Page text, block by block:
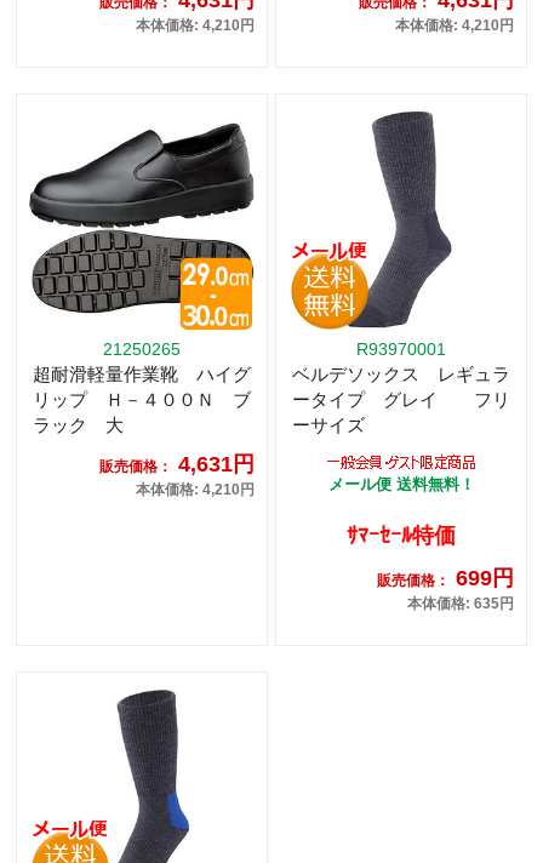
本体価格: 4,210円 本体価格: 4,210円
21250265
超耐滑軽量作業靴 ハイグ
リップ Ｈ－４００Ｎ ブ
ラック 大
販売価格： 4,631円
本体価格: 4,210円
R93970001
ベルデソックス レギュラ
ータイプ グレイ フリ
ーサイズ
メール便 送料無料！
ｻﾏｰｾｰﾙ特価
販売価格： 699円
本体価格: 635円